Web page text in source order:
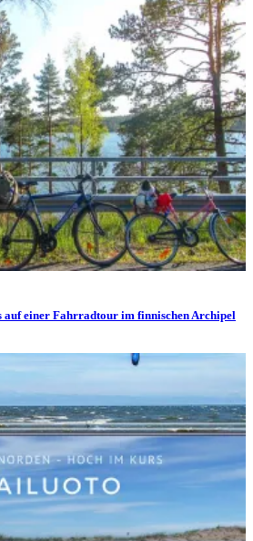
auf einer Fahrradtour im finnischen Archipel